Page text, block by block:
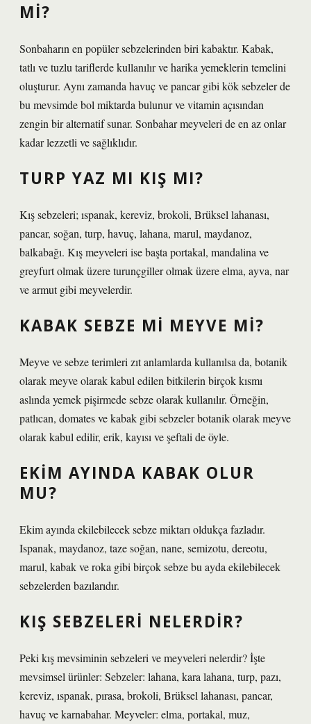
MI?
Sonbaharın en popüler sebzelerinden biri kabaktır. Kabak,
tatlı ve tuzlu tariflerde kullanılır ve harika yemeklerin temelini
oluşturur. Aynı zamanda havuç ve pancar gibi kök sebzeler de
bu mevsimde bol miktarda bulunur ve vitamin açısından
zengin bir alternatif sunar. Sonbahar meyveleri de en az onlar
kadar lezzetli ve sağlıklıdır.
TURP YAZ MI KIŞ MI?
Kış sebzeleri; ıspanak, kereviz, brokoli, Brüksel lahanası,
pancar, soğan, turp, havuç, lahana, marul, maydanoz,
balkabağı. Kış meyveleri ise başta portakal, mandalina ve
greyfurt olmak üzere turunçgiller olmak üzere elma, ayva, nar
ve armut gibi meyvelerdir.
KABAK SEBZE MI MEYVE MI?
Meyve ve sebze terimleri zıt anlamlarda kullanılsa da, botanik
olarak meyve olarak kabul edilen bitkilerin birçok kısmı
aslında yemek pişirmede sebze olarak kullanılır. Örneğin,
patlıcan, domates ve kabak gibi sebzeler botanik olarak meyve
olarak kabul edilir, erik, kayısı ve şeftali de öyle.
EKIM AYINDA KABAK OLUR
MU?
Ekim ayında ekilebilecek sebze miktarı oldukça fazladır.
Ispanak, maydanoz, taze soğan, nane, semizotu, dereotu,
marul, kabak ve roka gibi birçok sebze bu ayda ekilebilecek
sebzelerden bazılarıdır.
KIŞ SEBZELERI NELERDIR?
Peki kış mevsiminin sebzeleri ve meyveleri nelerdir? İşte
mevsimsel ürünler: Sebzeler: lahana, kara lahana, turp, pazı,
kereviz, ıspanak, pırasa, brokoli, Brüksel lahanası, pancar,
havuç ve karnabahar. Meyveler: elma, portakal, muz,